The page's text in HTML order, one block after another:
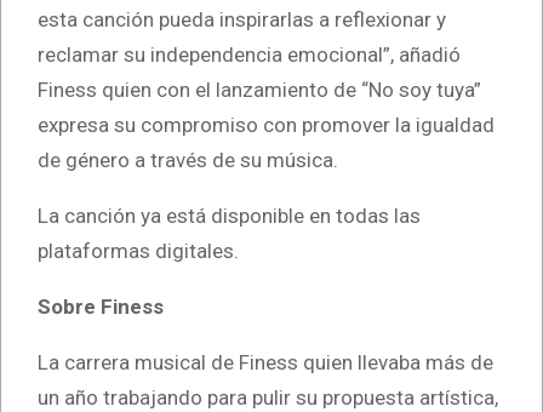
esta canción pueda inspirarlas a reflexionar y
reclamar su independencia emocional”, añadió
Finess quien con el lanzamiento de “No soy tuya”
expresa su compromiso con promover la igualdad
de género a través de su música.
La canción ya está disponible en todas las
plataformas digitales.
Sobre Finess
La carrera musical de Finess quien llevaba más de
un año trabajando para pulir su propuesta artística,